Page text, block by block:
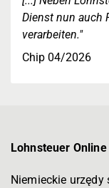
Dienst nun auch
verarbeiten."
Chip 04/2026
Lohnsteuer Online
Niemieckie urzędy